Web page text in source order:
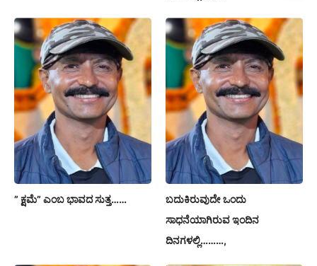
” ಕ್ಷಮೆ” ಎಂಬ ಭಾವದ ಸುತ್ತ……
ಬದುಕಿರುವುದೇ ಒಂದು
ಸಾಧನೆಯಾಗಿರುವ ಇಂದಿನ
ದಿನಗಳಲ್ಲಿ………,